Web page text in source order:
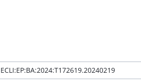
ECLI:EP:BA:2024:T172619.20240219